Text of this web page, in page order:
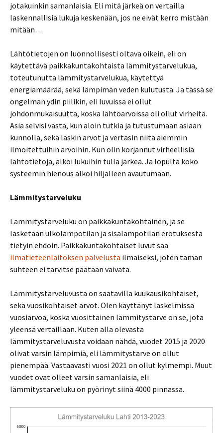
jotakuinkin samanlaisia. Eli mitä järkeä on vertailla
laskennallisia lukuja keskenään, jos ne eivät kerro mistään
mitään…
Lähtötietojen on luonnollisesti oltava oikein, eli on
käytettävä paikkakuntakohtaista lämmitystarvelukua,
toteutunutta lämmitystarvelukua, käytettyä
energiamäärää, sekä lämpimän veden kulutusta. Ja tässä se
ongelman ydin piilikin, eli luvuissa ei ollut
johdonmukaisuutta, koska lähtöarvoissa oli ollut virheitä.
Asia selvisi vasta, kun aloin tutkia ja tutustumaan asiaan
kunnolla, sekä laskin arvot ja vertasin niitä aiemmin
ilmoitettuihin arvoihin. Kun olin korjannut virheellisiä
lähtötietoja, alkoi lukuihin tulla järkeä. Ja lopulta koko
systeemin hienous alkoi hiljalleen avautumaan.
Lämmitystarveluku
Lämmitystarveluku on paikkakuntakohtainen, ja se
lasketaan ulkolämpötilan ja sisälämpötilan erotuksesta
tietyin ehdoin. Paikkakuntakohtaiset luvut saa
ilmatieteenlaitoksen palvelusta ilmaiseksi, joten tämän
suhteen ei tarvitse päätään vaivata.
Lämmitystarveluvusta on saatavilla kuukausikohtaiset,
sekä vuosikohtaiset arvot. Olen käyttänyt laskelmissa
vuosiarvoa, koska vuosittainen lämmitystarve on se, jota
yleensä vertaillaan. Kuten alla olevasta
lämmitystarveluvusta voidaan nähdä, vuodet 2015 ja 2020
olivat varsin lämpimiä, eli lämmitystarve on ollut
pienempää. Vastaavasti vuosi 2021 on ollut kylmempi. Muut
vuodet ovat olleet varsin samanlaisia, eli
lämmitystarveluku on pyörinyt siinä 4000 pinnassa.